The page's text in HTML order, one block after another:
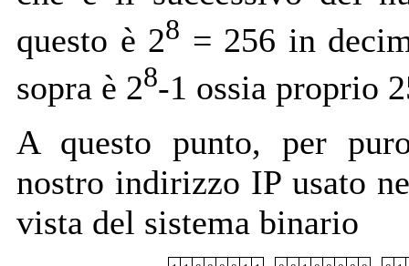
questo è 28 = 256 in
sopra è 28-1 ossia proprio
A questo punto, per
nostro indirizzo IP usato
vista del sistema binario